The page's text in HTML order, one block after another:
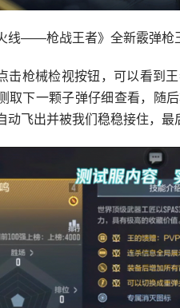
线——枪战王者》全新霰弹枪
击枪械检视按钮，可以看到
取下一颗子弹仔细查看，随
动飞出并被我们稳稳接住，最